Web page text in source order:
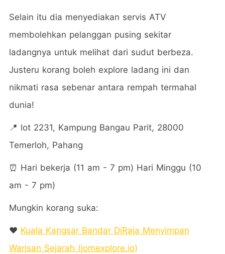
Selain itu dia menyediakan servis ATV
membolehkan pelanggan pusing sekitar
ladangnya untuk melihat dari sudut berbeza.
Justeru korang boleh explore ladang ini dan
nikmati rasa sebenar antara rempah termahal
dunia!
📍 lot 2231, Kampung Bangau Parit, 28000
Temerloh, Pahang
⏰ Hari bekerja (11 am - 7 pm) Hari Minggu (10
am - 7 pm)
Mungkin korang suka:
❤️ Kuala Kangsar Bandar DiRaja Menyimpan
Warisan Sejarah (jomexplore.io)